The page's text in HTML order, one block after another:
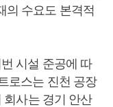
의 수요도 본격적
시설 준공에 따
로스는 진천 공장
회사는 경기 안산